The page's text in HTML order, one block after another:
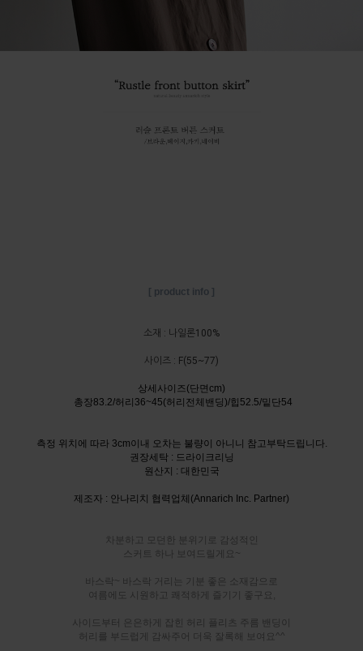
[ product info ]
소재 : 나일론100%
사이즈 : F(55~77)
상세사이즈(단면cm)
총장83.2/허리36~45(허리전체밴딩)/힙52.5/밑단54
측정 위치에 따라 3cm이내 오차는 불량이 아니니 참고부탁드립니다.
권장세탁 : 드라이크리닝
원산지 : 대한민국
제조자 : 안나리치 협력업체(Annarich Inc. Partner)
차분하고 모던한 분위기로 감성적인
스커트 하나 보여드릴게요~
바스락~ 바스락 거리는 기분 좋은 소재감으로
여름에도 시원하고 쾌적하게 즐기기 좋구요,
사이드부터 은은하게 잡힌 허리 플리츠 주름 밴딩이
허리를 부드럽게 감싸주어 더욱 잘록해 보여요^^